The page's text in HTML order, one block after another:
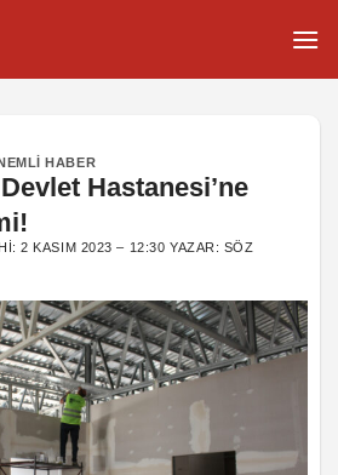
HABER
Hastanesi’ne
2 KASIM 2023 – 12:30 YAZAR: SÖZ